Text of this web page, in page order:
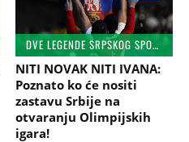
DVE LEGENDE SRPSKOG SPORTA
NITI NOVAK NITI IVANA:
Poznato ko će nositi
zastavu Srbije na
otvaranju Olimpijskih
igara!